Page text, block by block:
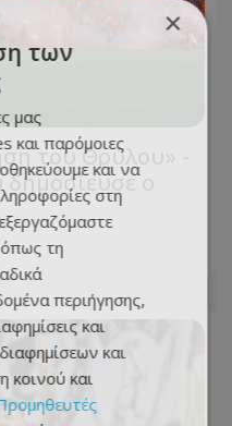
του Θρύλου» -
ο
×
των
μας
και παρόμοιες
και να
στη
τη
περιήγησης,
και
και
κοινού και